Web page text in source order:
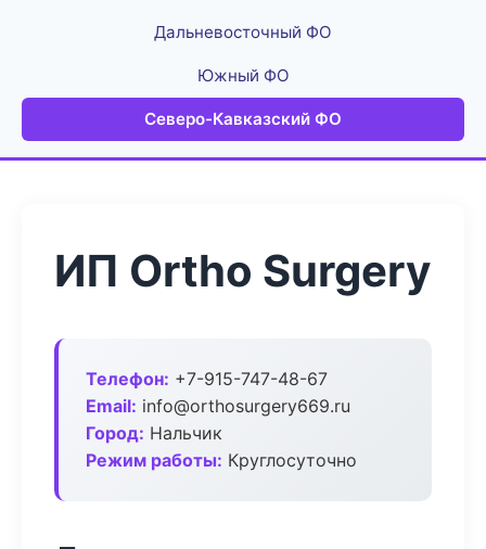
Дальневосточный ФО
Южный ФО
Северо-Кавказский ФО
ИП Ortho Surgery
Телефон: +7-915-747-48-67
Email: info@orthosurgery669.ru
Город: Нальчик
Режим работы: Круглосуточно